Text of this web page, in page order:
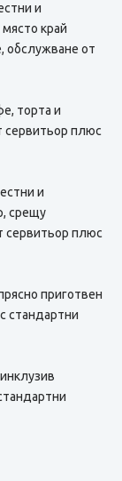
и
край
обслужване от
торта и
сервитьор плюс
и
срещу
сервитьор плюс
приготвен
стандартни